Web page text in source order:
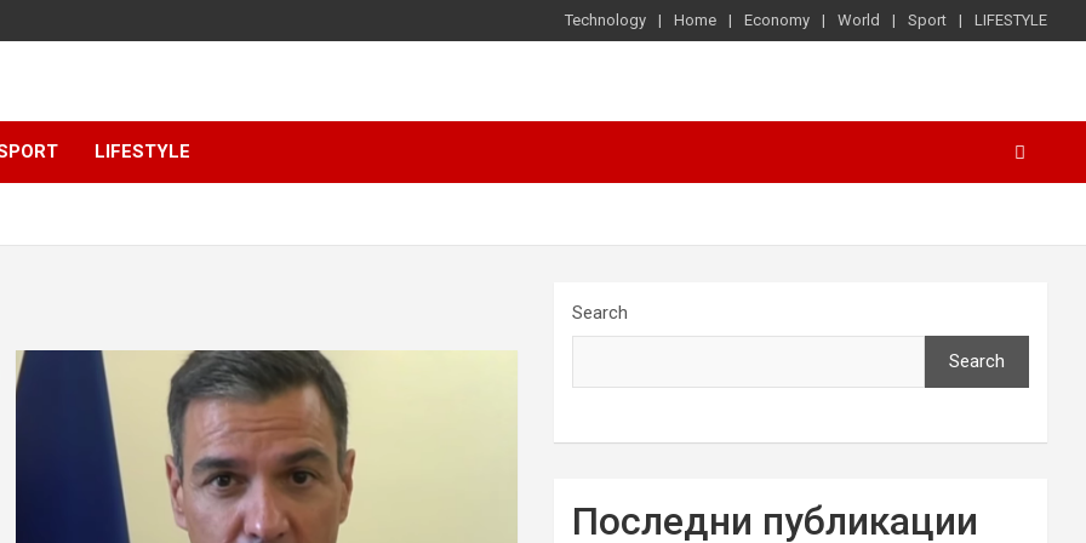
Technology Home Economy World Sport LIFESTYLE
LIFESTYLE
Search
Search
Последни публикации